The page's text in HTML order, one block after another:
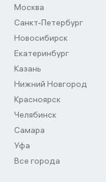
Москва
Санкт-Петербург
Новосибирск
Екатеринбург
Казань
Нижний Новгород
Красноярск
Челябинск
Самара
Уфа
Все города